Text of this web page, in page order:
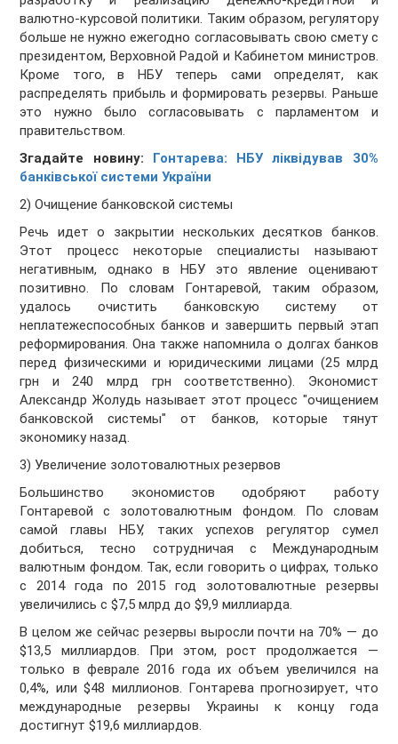
валютно-курсовой политики. Таким образом, регулятору
больше не нужно ежегодно согласовывать свою смету с
президентом, Верховной Радой и Кабинетом министров.
Кроме того, в НБУ теперь сами определят, как
распределять прибыль и формировать резервы. Раньше
это нужно было согласовывать с парламентом и
правительством.
Згадайте новину: Гонтарева: НБУ ліквідував 30%
банківської системи України
2) Очищение банковской системы
Речь идет о закрытии нескольких десятков банков.
Этот процесс некоторые специалисты называют
негативным, однако в НБУ это явление оценивают
позитивно. По словам Гонтаревой, таким образом,
удалось очистить банковскую систему от
неплатежеспособных банков и завершить первый этап
реформирования. Она также напомнила о долгах банков
перед физическими и юридическими лицами (25 млрд
грн и 240 млрд грн соответственно). Экономист
Александр Жолудь называет этот процесс "очищением
банковской системы" от банков, которые тянут
экономику назад.
3) Увеличение золотовалютных резервов
Большинство экономистов одобряют работу
Гонтаревой с золотовалютным фондом. По словам
самой главы НБУ, таких успехов регулятор сумел
добиться, тесно сотрудничая с Международным
валютным фондом. Так, если говорить о цифрах, только
с 2014 года по 2015 год золотовалютные резервы
увеличились с $7,5 млрд до $9,9 миллиарда.
В целом же сейчас резервы выросли почти на 70% — до
$13,5 миллиардов. При этом, рост продолжается —
только в феврале 2016 года их объем увеличился на
0,4%, или $48 миллионов. Гонтарева прогнозирует, что
международные резервы Украины к концу года
достигнут $19,6 миллиардов.